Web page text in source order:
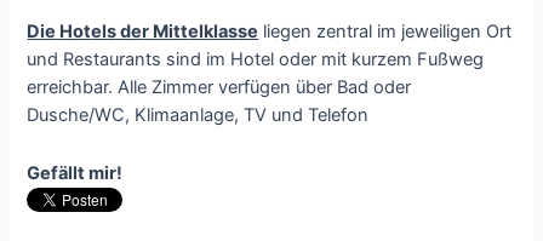
Die Hotels der Mittelklasse liegen zentral im jeweiligen Ort
und Restaurants sind im Hotel oder mit kurzem Fußweg
erreichbar. Alle Zimmer verfügen über Bad oder
Dusche/WC, Klimaanlage, TV und Telefon
Gefällt mir!